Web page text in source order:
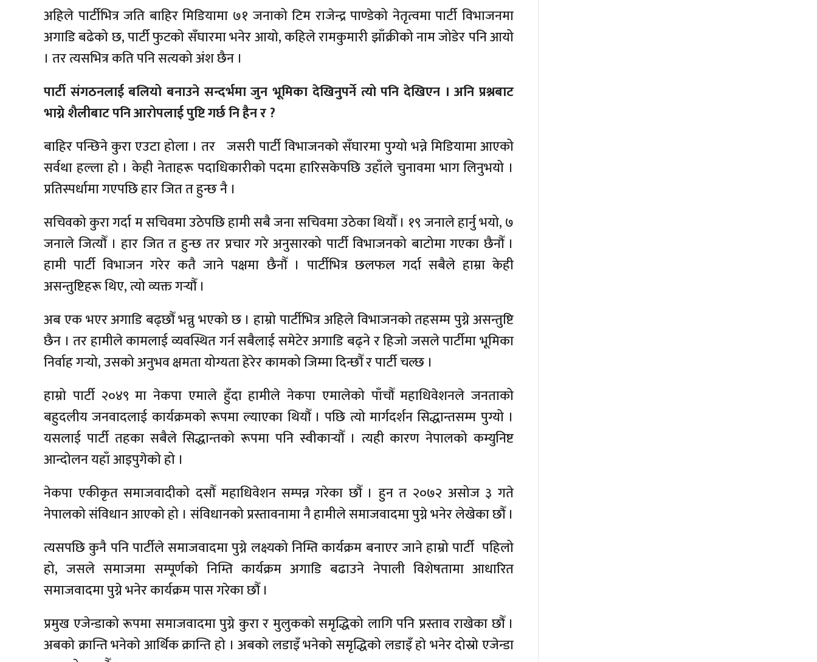
अहिले पार्टीभित्र जति बाहिर मिडियामा ७१ जनाको टिम राजेन्द्र पाण्डेको नेतृत्वमा पार्टी विभाजनमा
अगाडि बढेको छ, पार्टी फुटको सँघारमा भनेर आयो, कहिले रामकुमारी झाँक्रीको नाम जोडेर पनि आयो
। तर त्यसभित्र कति पनि सत्यको अंश छैन ।
पार्टी संगठनलाई बलियो बनाउने सन्दर्भमा जुन भूमिका देखिनुपर्ने त्यो पनि देखिएन । अनि प्रश्नबाट
भाग्ने शैलीबाट पनि आरोपलाई पुष्टि गर्छ नि हैन र ?
बाहिर पन्छिने कुरा एउटा होला । तर जसरी पार्टी विभाजनको सँघारमा पुग्यो भन्ने मिडियामा आएको
सर्वथा हल्ला हो । केही नेताहरू पदाधिकारीको पदमा हारिसकेपछि उहाँले चुनावमा भाग लिनुभयो ।
प्रतिस्पर्धामा गएपछि हार जित त हुन्छ नै ।
सचिवको कुरा गर्दा म सचिवमा उठेपछि हामी सबै जना सचिवमा उठेका थियौँ । १९ जनाले हार्नु भयो, ७
जनाले जित्यौँ । हार जित त हुन्छ तर प्रचार गरे अनुसारको पार्टी विभाजनको बाटोमा गएका छैनौँ ।
हामी पार्टी विभाजन गरेर कतै जाने पक्षमा छैनौँ । पार्टीभित्र छलफल गर्दा सबैले हाम्रा केही
असन्तुष्टिहरू थिए, त्यो व्यक्त गर्‍यौँ ।
अब एक भएर अगाडि बढ्छौँ भन्नु भएको छ । हाम्रो पार्टीभित्र अहिले विभाजनको तहसम्म पुग्ने असन्तुष्टि
छैन । तर हामीले कामलाई व्यवस्थित गर्न सबैलाई समेटेर अगाडि बढ्ने र हिजो जसले पार्टीमा भूमिका
निर्वाह गर्‍यो, उसको अनुभव क्षमता योग्यता हेरेर कामको जिम्मा दिन्छौँ र पार्टी चल्छ ।
हाम्रो पार्टी २०४९ मा नेकपा एमाले हुँदा हामीले नेकपा एमालेको पाँचौँ महाधिवेशनले जनताको
बहुदलीय जनवादलाई कार्यक्रमको रूपमा ल्याएका थियौँ । पछि त्यो मार्गदर्शन सिद्धान्तसम्म पुग्यो ।
यसलाई पार्टी तहका सबैले सिद्धान्तको रूपमा पनि स्वीकार्‍यौँ । त्यही कारण नेपालको कम्युनिष्ट
आन्दोलन यहाँ आइपुगेको हो ।
नेकपा एकीकृत समाजवादीको दसौँ महाधिवेशन सम्पन्न गरेका छौँ । हुन त २०७२ असोज ३ गते
नेपालको संविधान आएको हो । संविधानको प्रस्तावनामा नै हामीले समाजवादमा पुग्ने भनेर लेखेका छौँ ।
त्यसपछि कुनै पनि पार्टीले समाजवादमा पुग्ने लक्ष्यको निम्ति कार्यक्रम बनाएर जाने हाम्रो पार्टी पहिलो
हो, जसले समाजमा सम्पूर्णको निम्ति कार्यक्रम अगाडि बढाउने नेपाली विशेषतामा आधारित
समाजवादमा पुग्ने भनेर कार्यक्रम पास गरेका छौँ ।
प्रमुख एजेन्डाको रूपमा समाजवादमा पुग्ने कुरा र मुलुकको समृद्धिको लागि पनि प्रस्ताव राखेका छौँ ।
अबको क्रान्ति भनेको आर्थिक क्रान्ति हो । अबको लडाइँ भनेको समृद्धिको लडाइँ हो भनेर दोस्रो एजेन्डा